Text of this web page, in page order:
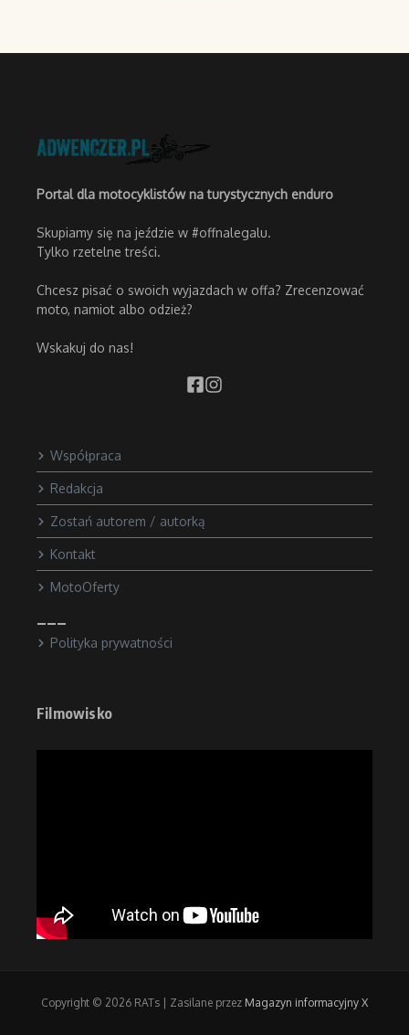
Portal dla motocyklistów na turystycznych enduro
Skupiamy się na jeździe w #offnalegalu.
Tylko rzetelne treści.
Chcesz pisać o swoich wyjazdach w offa? Zrecenzować
moto, namiot albo odzież?
Wskakuj do nas!
Współpraca
Redakcja
Zostań autorem / autorką
Kontakt
MotoOferty
Polityka prywatności
Filmowisko
Copyright © 2026 RATs | Zasilane przez Magazyn informacyjny X